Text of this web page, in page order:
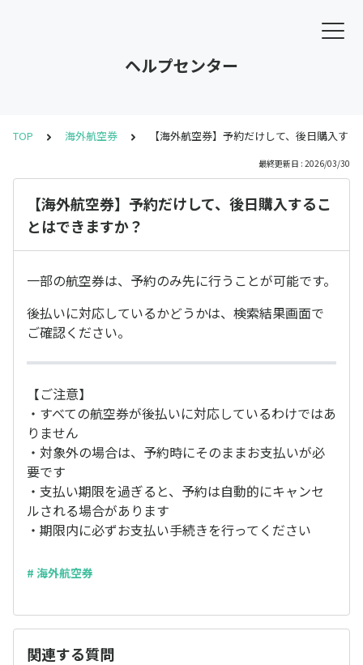
ヘルプセンター
TOP 海外航空券 【海外航空券】予約だけして、後日購入す
最終更新日 : 2026/03/30
【海外航空券】予約だけして、後日購入するこ
とはできますか？
一部の航空券は、予約のみ先に行うことが可能です。
後払いに対応しているかどうかは、検索結果画面で
ご確認ください。
【ご注意】
・すべての航空券が後払いに対応しているわけではあ
りません
・対象外の場合は、予約時にそのままお支払いが必
要です
・支払い期限を過ぎると、予約は自動的にキャンセ
ルされる場合があります
・期限内に必ずお支払い手続きを行ってください
# 海外航空券
関連する質問